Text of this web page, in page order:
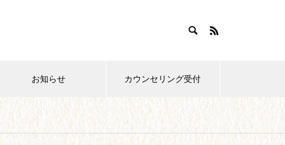
お知らせ カウンセリング受付
おすすめ紹介